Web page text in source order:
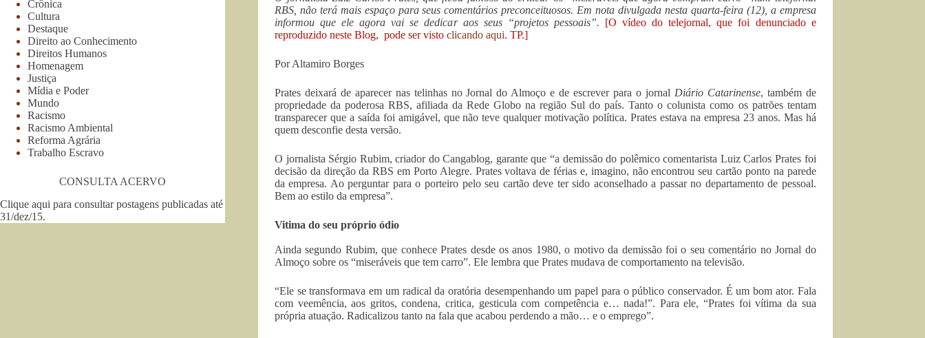
RBS, não terá mais espaço para seus comentários preconceituosos. Em nota divulgada nesta quarta-feira (12), a empresa
informou que ele agora vai se dedicar aos seus “projetos pessoais”. [O vídeo do telejornal, que foi denunciado e
reproduzido neste Blog, pode ser visto clicando aqui. TP.]
Por Altamiro Borges
Prates deixará de aparecer nas telinhas no Jornal do Almoço e de escrever para o jornal Diário Catarinense, também de
propriedade da poderosa RBS, afiliada da Rede Globo na região Sul do país. Tanto o colunista como os patrões tentam
transparecer que a saída foi amigável, que não teve qualquer motivação política. Prates estava na empresa 23 anos. Mas há
quem desconfie desta versão.
O jornalista Sérgio Rubim, criador do Cangablog, garante que “a demissão do polêmico comentarista Luiz Carlos Prates foi
decisão da direção da RBS em Porto Alegre. Prates voltava de férias e, imagino, não encontrou seu cartão ponto na parede
da empresa. Ao perguntar para o porteiro pelo seu cartão deve ter sido aconselhado a passar no departamento de pessoal.
Bem ao estilo da empresa”.
Vitima do seu próprio ódio
Ainda segundo Rubim, que conhece Prates desde os anos 1980, o motivo da demissão foi o seu comentário no Jornal do
Almoço sobre os “miseráveis que tem carro”. Ele lembra que Prates mudava de comportamento na televisão.
“Ele se transformava em um radical da oratória desempenhando um papel para o público conservador. É um bom ator. Fala
com veemência, aos gritos, condena, critica, gesticula com competência e… nada!”. Para ele, “Prates foi vítima da sua
própria atuação. Radicalizou tanto na fala que acabou perdendo a mão… e o emprego”.
Crônica
Cultura
Destaque
Direito ao Conhecimento
Direitos Humanos
Homenagem
Justiça
Mídia e Poder
Mundo
Racismo
Racismo Ambiental
Reforma Agrária
Trabalho Escravo
CONSULTA ACERVO
Clique aqui para consultar postagens publicadas até
31/dez/15.